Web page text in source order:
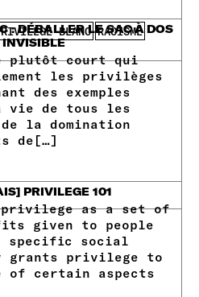
BLANC RACISME
: DÉBALLER LE SAC À DOS
INVISIBLE
plutôt court qui
les privilèges
des exemples
vie de tous les
la domination
de[…]
PRIVILEGE 101
privilege as a set of
given to people
social
grants privilege to
of certain aspects